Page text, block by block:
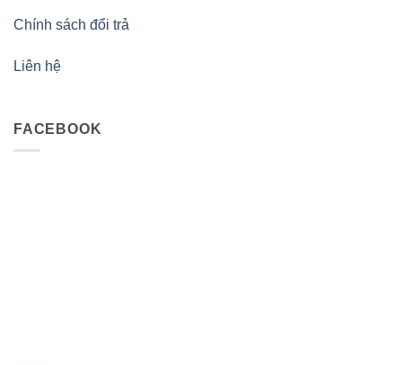
Chính sách đổi trả
Liên hệ
FACEBOOK